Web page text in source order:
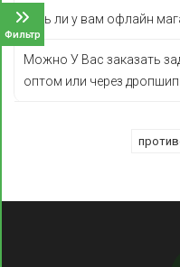
Фильтр
Есть ли у вам офлайн
Можно У Вас заказать
оптом или через